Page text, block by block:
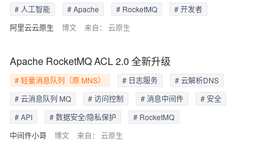
阿里云云原生 博文 来自： 云原生
# 人工智能
# Apache # RocketMQ # 开发者
中间件小哥 博文 来自： 云原生
Apache RocketMQ ACL 2.0 全新升级
# 轻量消息队列（原 MNS） # 日志服务
# 云解析DNS
# 云消息队列 MQ
# 访问控制 # 消息中间件
# 安全
# API
# 数据安全/隐私保护 # RocketMQ